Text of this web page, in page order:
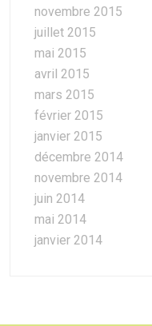
novembre 2015
juillet 2015
mai 2015
avril 2015
mars 2015
février 2015
janvier 2015
décembre 2014
novembre 2014
juin 2014
mai 2014
janvier 2014